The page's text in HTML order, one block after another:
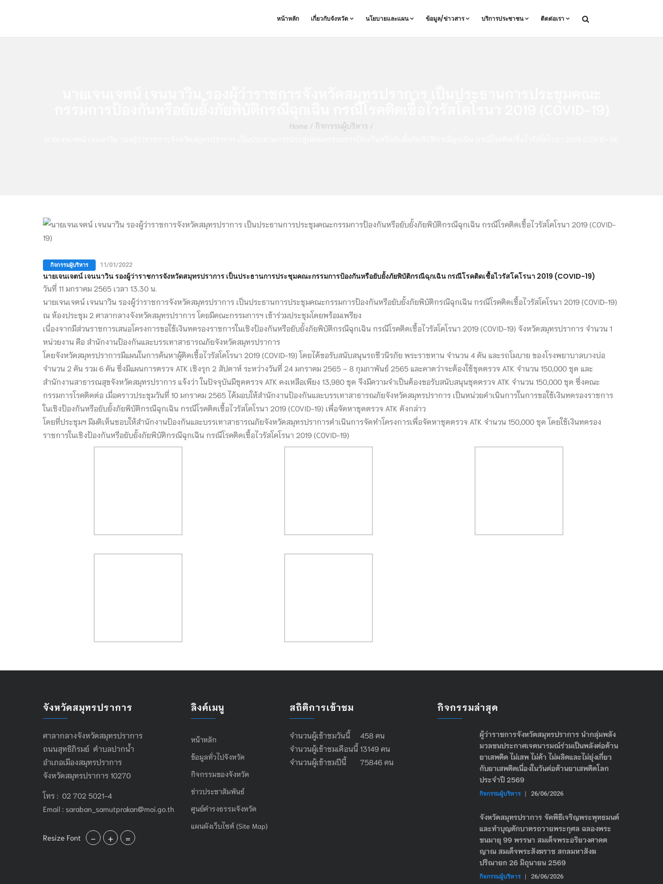
หน้าหลัก เกี่ยวกับจังหวัด นโยบายและแผน ข้อมูล/ข่าวสาร บริการประชาชน ติดต่อเรา
Home / กิจกรรมผู้บริหาร /
กิจกรรมผู้บริหาร 11/01/2022
นายเจนเจตน์ เจนนาวิน รองผู้ว่าราชการจังหวัดสมุทรปราการ เป็นประธานการประชุมคณะกรรมการป้องกันหรือยับยั้งภัยพิบัติกรณีฉุกเฉิน กรณีโรคติดเชื้อไวรัสโคโรนา 2019 (COVID-19)
วันที่ 11 มกราคม 2565 เวลา 13.30 น.
นายเจนเจตน์ เจนนาวิน รองผู้ว่าราชการจังหวัดสมุทรปราการ เป็นประธานการประชุมคณะกรรมการป้องกันหรือยับยั้งภัยพิบัติกรณีฉุกเฉิน กรณีโรคติดเชื้อไวรัสโคโรนา 2019 (COVID-19)
ณ ห้องประชุม 2 ศาลากลางจังหวัดสมุทรปราการ โดยมีคณะกรรมการฯ เข้าร่วมประชุมโดยพร้อมเพรียง
เนื่องจากมีส่วนราชการเสนอโครงการขอใช้เงินทดรองราชการในเชิงป้องกันหรือยับยั้งภัยพิบัติกรณีฉุกเฉิน กรณีโรคติดเชื้อไวรัสโคโรนา 2019 (COVID-19) จังหวัดสมุทรปราการ จำนวน 1
หน่วยงาน คือ สำนักงานป้องกันและบรรเทาสาธารณภัยจังหวัดสมุทรปราการ
โดยจังหวัดสมุทรปราการมีแผนในการค้นหาผู้ติดเชื้อไวรัสโคโรนา 2019 (COVID-19) โดยได้ขอรับสนับสนุนรถชีวนิรภัย พระราชทาน จำนวน 4 คัน และรถโมบาย ของโรงพยาบาลบางบ่อ
จำนวน 2 คัน รวม 6 คัน ซึ่งมีแผนการตรวจ ATK เชิงรุก 2 สัปดาห์ ระหว่างวันที่ 24 มกราคม 2565 – 8 กุมภาพันธ์ 2565 และคาดว่าจะต้องใช้ชุดตรวจ ATK จำนวน 150,000 ชุด และ
สำนักงานสาธารณสุขจังหวัดสมุทรปราการ แจ้งว่า ในปัจจุบันมีชุดตรวจ ATK คงเหลือเพียง 13,980 ชุด จึงมีความจำเป็นต้องขอรับสนับสนุนชุดตรวจ ATK จำนวน 150,000 ชุด ซึ่งคณะ
กรรมการโรคติดต่อ เมื่อคราวประชุมวันที่ 10 มกราคม 2565 ได้มอบให้สำนักงานป้องกันและบรรเทาสาธารณภัยจังหวัดสมุทรปราการ เป็นหน่วยดำเนินการในการขอใช้เงินทดรองราชการ
ในเชิงป้องกันหรือยับยั้งภัยพิบัติกรณีฉุกเฉิน กรณีโรคติดเชื้อไวรัสโคโรนา 2019 (COVID-19) เพื่อจัดหาชุดตรวจ ATK ดังกล่าว
โดยที่ประชุมฯ มีมติเห็นชอบให้สำนักงานป้องกันและบรรเทาสาธารณภัยจังหวัดสมุทรปราการดำเนินการจัดทำโครงการเพื่อจัดหาชุดตรวจ ATK จำนวน 150,000 ชุด โดยใช้เงินทดรอง
ราชการในเชิงป้องกันหรือยับยั้งภัยพิบัติกรณีฉุกเฉิน กรณีโรคติดเชื้อไวรัสโคโรนา 2019 (COVID-19)
จังหวัดสมุทรปราการ
ศาลากลางจังหวัดสมุทรปราการ
ถนนสุทธิภิรมย์ ตำบลปากน้ำ
อำเภอเมืองสมุทรปราการ
จังหวัดสมุทรปราการ 10270
โทร : 02 702 5021-4
Email : saraban_samutprakan@moi.go.th
Resize Font - + =
ลิงค์เมนู
หน้าหลัก
ข้อมูลทั่วไปจังหวัด
กิจกรรมของจังหวัด
ข่าวประชาสัมพันธ์
ศูนย์ดำรงธรรมจังหวัด
แผนผังเว็บไซต์ (Site Map)
สถิติการเข้าชม
จำนวนผู้เข้าชมวันนี้ 458 คน
จำนวนผู้เข้าชมเดือนนี้ 13149 คน
จำนวนผู้เข้าชมปีนี้ 75846 คน
กิจกรรมล่าสุด
ผู้ว่าราชการจังหวัดสมุทรปราการ นำกลุ่มพลัง
มวลชนประกาศเจตนารมณ์ร่วมเป็นพลังต่อต้าน
ยาเสพติด ไม่เสพ ไม่ค้า ไม่ผลิตและไม่ยุ่งเกี่ยว
กับยาเสพติดเนื่องในวันต่อต้านยาเสพติดโลก
ประจำปี 2569
กิจกรรมผู้บริหาร | 26/06/2026
จังหวัดสมุทรปราการ จัดพิธีเจริญพระพุทธมนต์
และทำบุญตักบาตรถวายพระกุศล ฉลองพระ
ชนมายุ 99 พรรษา สมเด็จพระอริยวงศาคต
ญาณ สมเด็จพระสังฆราช สกลมหาสังฆ
ปริณายก 26 มิถุนายน 2569
กิจกรรมผู้บริหาร | 26/06/2026